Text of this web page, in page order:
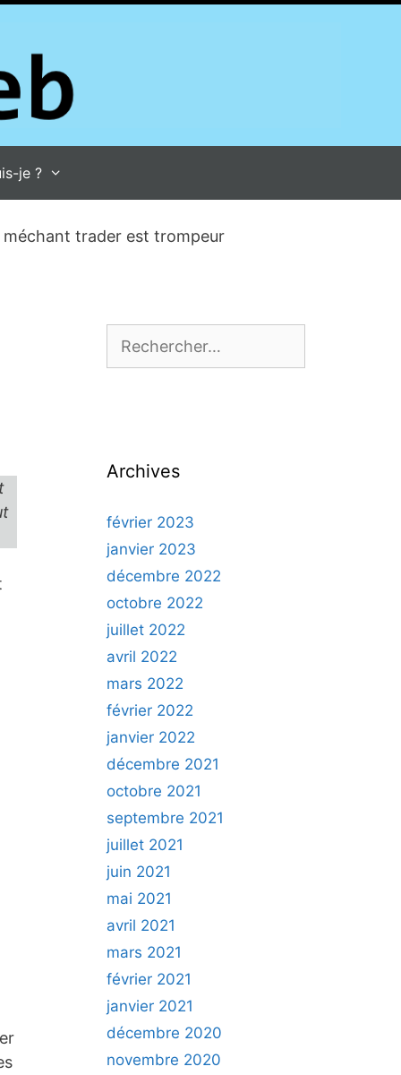
je ?
trader est trompeur
Archives
février 2023
janvier 2023
décembre 2022
octobre 2022
juillet 2022
avril 2022
mars 2022
février 2022
janvier 2022
décembre 2021
octobre 2021
septembre 2021
juillet 2021
juin 2021
mai 2021
avril 2021
mars 2021
février 2021
janvier 2021
décembre 2020
novembre 2020